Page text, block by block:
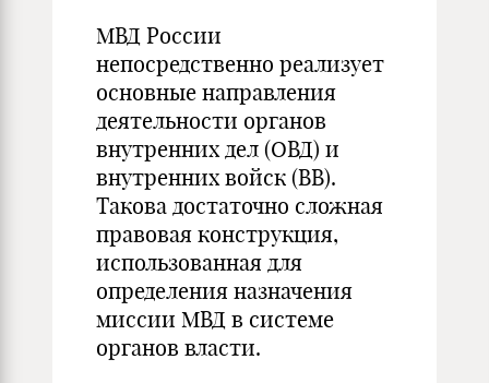
МВД России
непосредственно реализует
основные направления
деятельности органов
внутренних дел (ОВД) и
внутренних войск (ВВ).
Такова достаточно сложная
правовая конструкция,
использованная для
определения назначения
миссии МВД в системе
органов власти.